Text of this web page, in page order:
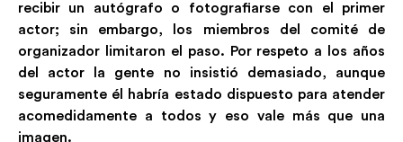
recibir un autógrafo o fotografiarse con el primer
actor; sin embargo, los miembros del comité de
organizador limitaron el paso. Por respeto a los años
del actor la gente no insistió demasiado, aunque
seguramente él habría estado dispuesto para atender
acomedidamente a todos y eso vale más que una
imagen.